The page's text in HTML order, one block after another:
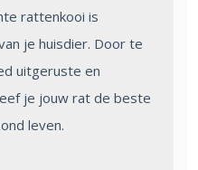
rattenkooi is
je huisdier. Door te
uitgeruste en
je jouw rat de beste
leven.